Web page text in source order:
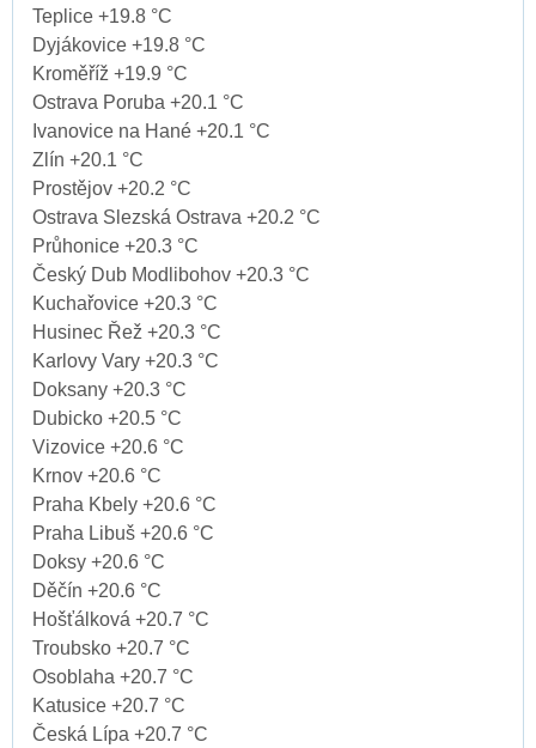
Teplice +19.8 °C
Dyjákovice +19.8 °C
Kroměříž +19.9 °C
Ostrava Poruba +20.1 °C
Ivanovice na Hané +20.1 °C
Zlín +20.1 °C
Prostějov +20.2 °C
Ostrava Slezská Ostrava +20.2 °C
Průhonice +20.3 °C
Český Dub Modlibohov +20.3 °C
Kuchařovice +20.3 °C
Husinec Řež +20.3 °C
Karlovy Vary +20.3 °C
Doksany +20.3 °C
Dubicko +20.5 °C
Vizovice +20.6 °C
Krnov +20.6 °C
Praha Kbely +20.6 °C
Praha Libuš +20.6 °C
Doksy +20.6 °C
Děčín +20.6 °C
Hošťálková +20.7 °C
Troubsko +20.7 °C
Osoblaha +20.7 °C
Katusice +20.7 °C
Česká Lípa +20.7 °C